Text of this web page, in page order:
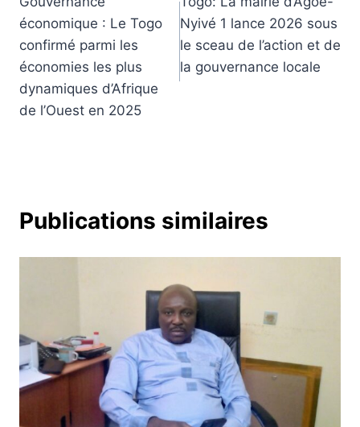
de
l’article
économique : Le Togo
confirmé parmi les
économies les plus
dynamiques d’Afrique
de l’Ouest en 2025
Nyivé 1 lance 2026 sous
le sceau de l’action et de
la gouvernance locale
Publications similaires